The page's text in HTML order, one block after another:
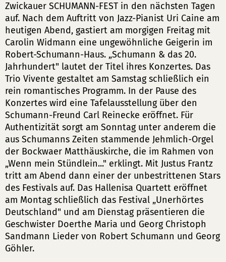
Zwickauer SCHUMANN-FEST in den nächsten Tagen
auf. Nach dem Auftritt von Jazz-Pianist Uri Caine am
heutigen Abend, gastiert am morgigen Freitag mit
Carolin Widmann eine ungewöhnliche Geigerin im
Robert-Schumann-Haus. „Schumann & das 20.
Jahrhundert" lautet der Titel ihres Konzertes. Das
Trio Vivente gestaltet am Samstag schließlich ein
rein romantisches Programm. In der Pause des
Konzertes wird eine Tafelausstellung über den
Schumann-Freund Carl Reinecke eröffnet. Für
Authentizität sorgt am Sonntag unter anderem die
aus Schumanns Zeiten stammende Jehmlich-Orgel
der Bockwaer Matthäuskirche, die im Rahmen von
„Wenn mein Stündlein..." erklingt. Mit Justus Frantz
tritt am Abend dann einer der unbestrittenen Stars
des Festivals auf. Das Hallenisa Quartett eröffnet
am Montag schließlich das Festival „Unerhörtes
Deutschland" und am Dienstag präsentieren die
Geschwister Doerthe Maria und Georg Christoph
Sandmann Lieder von Robert Schumann und Georg
Göhler.